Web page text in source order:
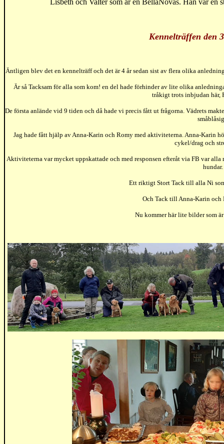
Lisbeth och Valter som är en BellaNovas. Han var
Kennelträffen den
Äntligen blev det en kennelträff och det är 4 år sedan sist av flera olika
Är så Tacksam för alla som kom! en del hade förhinder av lite olika
tråkigt trots inbjudan här,
De första anlände vid 9 tiden och då hade vi precis fått ut frågorna. Vädrets
Jag hade fått hjälp av Anna-Karin och Romy med aktiviteterna. Anna-Karin
cykel/drag och
Aktiviteterna var mycket uppskattade och med responsen efteråt via FB var
hundar.
Ett riktigt Stort Tack till alla Ni
Och Tack till Anna-Karin och
Nu kommer här lite bilder som